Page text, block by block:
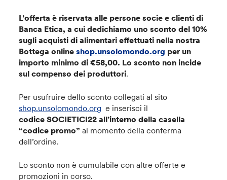
L’offerta è riservata alle persone socie e clienti di
Banca Etica, a cui dedichiamo uno sconto del 10%
sugli acquisti di alimentari effettuati nella nostra
Bottega onlineshop.unsolomondo.org per un
importo minimo di €58,00. Lo sconto non incide
sul compenso dei produttori.
Per usufruire dello sconto collegati al sito
shop.unsolomondo.org e inserisci il
codice SOCIETICI22 all’interno della casella
“codice promo”al momento della conferma
dell’ordine.
Lo sconto non è cumulabile con altre offerte e
promozioni in corso.